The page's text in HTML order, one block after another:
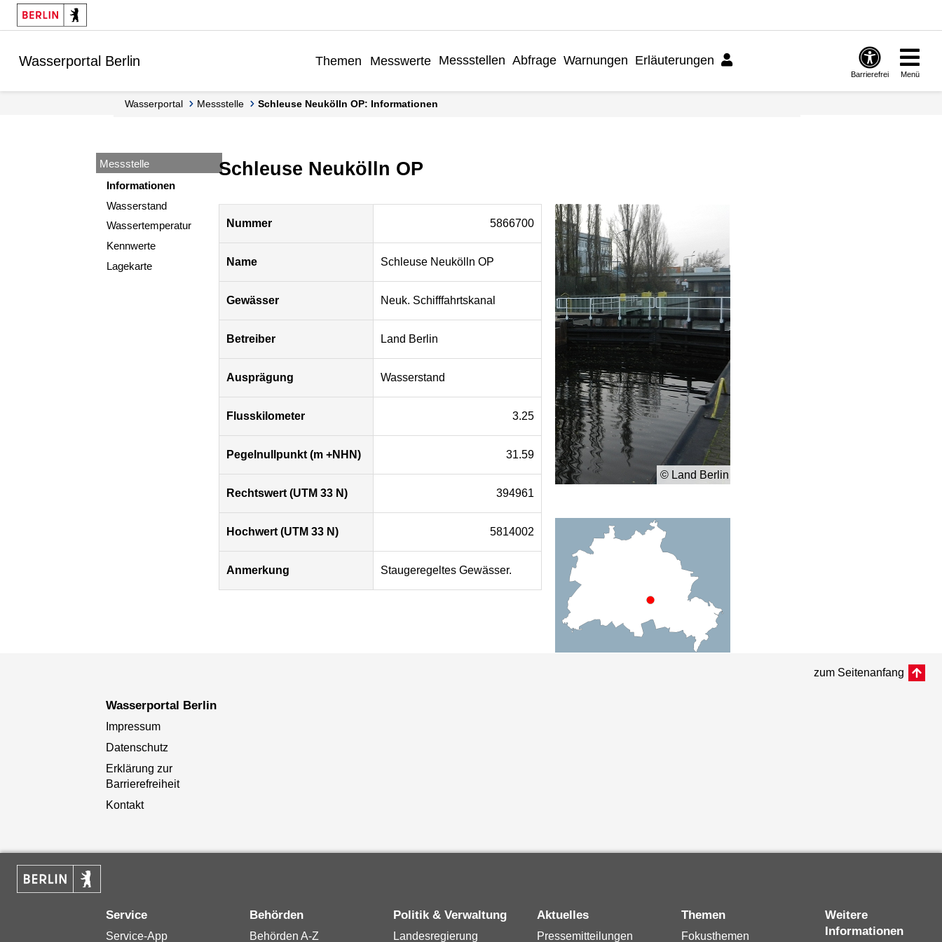
Springe zur Navigation
Springe zum Inhalt
Wasserportal Berlin Themen Messwerte Messstellen Abfrage Warnungen Erläuterungen
Barrierefrei Menü
Wasserportal Messstelle Schleuse Neukölln OP: Informationen
Messstelle
Informationen
Wasserstand
Wassertemperatur
Kennwerte
Lagekarte
Schleuse Neukölln OP
Berlin
Nummer 5866700
Name Schleuse Neukölln OP
Gewässer Neuk. Schifffahrtskanal
Betreiber Land Berlin
Ausprägung Wasserstand
Flusskilometer 3.25
Pegelnullpunkt (m +NHN) 31.59
Rechtswert (UTM 33 N) 394961
Hochwert (UTM 33 N) 5814002
Anmerkung Staugeregeltes Gewässer.
© Land Berlin
zum Seitenanfang
Wasserportal Berlin
Impressum
Datenschutz
Erklärung zur
Barrierefreiheit
Kontakt
Service
Service-App
Behörden
Behörden A-Z
Politik & Verwaltung
Landesregierung
Aktuelles
Pressemitteilungen
Themen
Fokusthemen
Weitere
Informationen